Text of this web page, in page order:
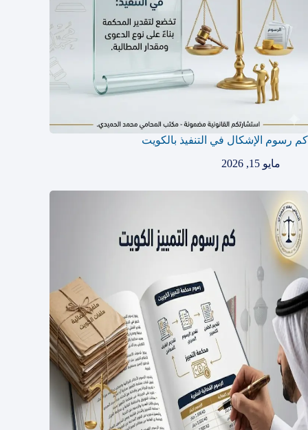
كم رسوم الإشكال في التنفيذ بالكويت
مايو 15, 2026